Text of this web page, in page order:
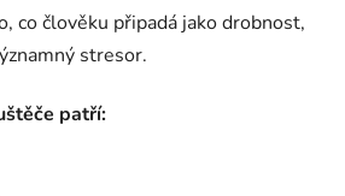
co člověku připadá jako drobnost,
stresor.
patří: